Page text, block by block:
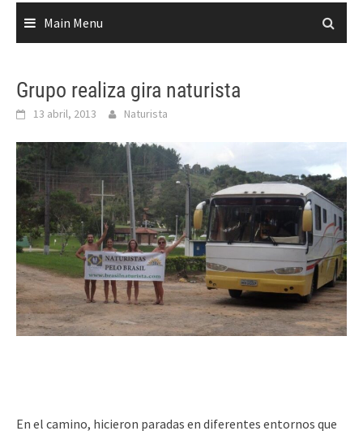
Main Menu
Grupo realiza gira naturista
13 abril, 2013 Naturista
En el camino, hicieron paradas en diferentes entornos que